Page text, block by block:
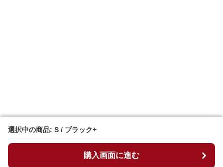
選択中の商品: S / ブラック+
購入画面に進む
選択中の商品: S / ブラック+
購入画面に進む